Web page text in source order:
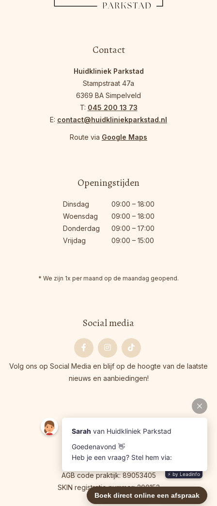
Contact
Huidkliniek Parkstad
Stampstraat 47a
6369 BA Simpelveld
T: 045 200 13 73
E: contact@huidkliniekparkstad.nl
Route via Google Maps
Openingstijden
Dinsdag
09:00 – 18:00
Woensdag
09:00 – 18:00
Donderdag
09:00 – 17:00
Vrijdag
09:00 – 15:00
* We zijn 1x per maand op de maandag geopend.
Social media
FacebookInstagramTiktok
Volg ons op Social Media en blijf op de hoogte van de laatste
nieuws en aanbiedingen!
KVK: 53369009
BTW: NL001819172B58
AGB code praktijk: 89053405
SKIN registratie nummer: 200153